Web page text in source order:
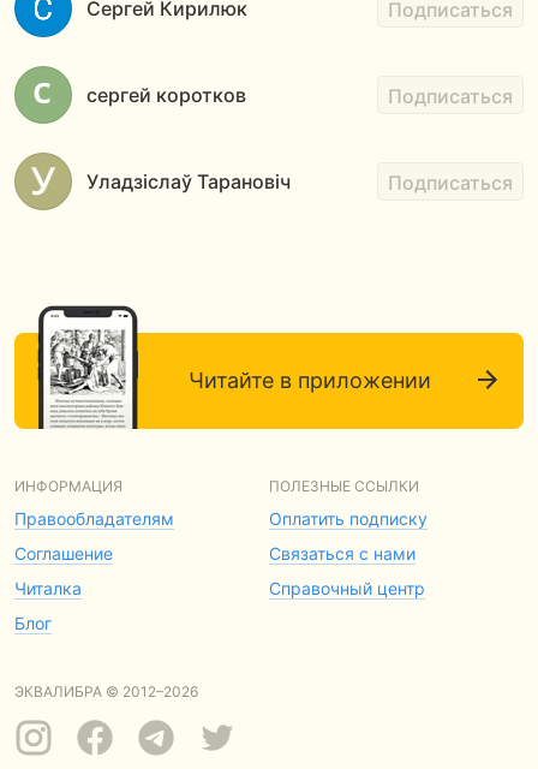
Сергей Кирилюк Подписаться
сергей коротков Подписаться
Уладзіслаў Тарановіч Подписаться
Читайте в приложении
ИНФОРМАЦИЯ
Правообладателям
Соглашение
Читалка
Блог
ПОЛЕЗНЫЕ ССЫЛКИ
Оплатить подписку
Связаться с нами
Справочный центр
ЭКВАЛИБРА © 2012–2026